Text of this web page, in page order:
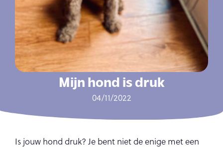
Mijn hond is druk
04/11/2022
Is jouw hond druk? Je bent niet de enige met een